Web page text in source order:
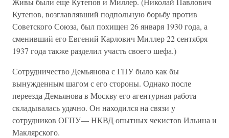
Кутепов, возглавлявший подпольную борьбу против
Советского Союза, был похищен 26 января 1930 года, а
сменивший его Евгений Карлович Миллер 22 сентября
1937 года также разделил участь своего шефа.)
Сотрудничество Демьянова с ГПУ было как бы
вынужденным шагом с его стороны. Однако после
переезда Демьянова в Москву его агентурная работа
складывалась удачно. Он находился на связи у
сотрудников ОГПУ— НКВД опытных чекистов Ильина и
Маклярского.